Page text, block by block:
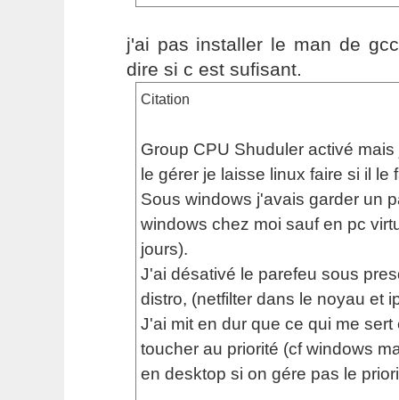
j'ai pas installer le man de
dire si c est sufisant.
Citation
Group CPU Shuduler activé
le gérer je laisse linux faire si il le
Sous windows j'avais garder un
windows chez moi sauf en pc
jours).
J'ai désativé le parefeu sous
distro, (netfilter dans le noyau et
J'ai mit en dur que ce qui me sert
toucher au priorité (cf windows
en desktop si on gére pas le